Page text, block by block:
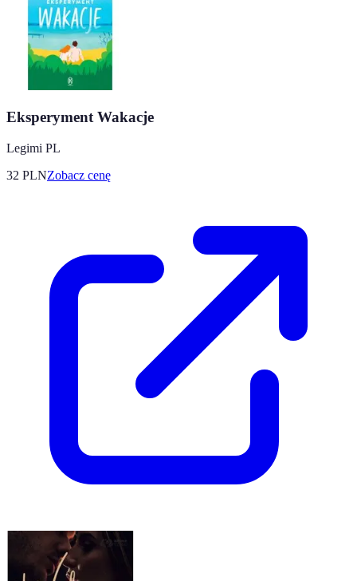
Eksperyment Wakacje
Legimi PL
32 PLNZobacz cenę